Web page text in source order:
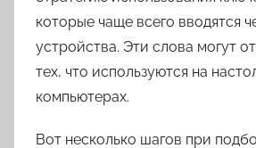
которые чаще всего вводятся
устройства. Эти слова могут
тех, что используются на
компьютерах.
Вот несколько шагов при